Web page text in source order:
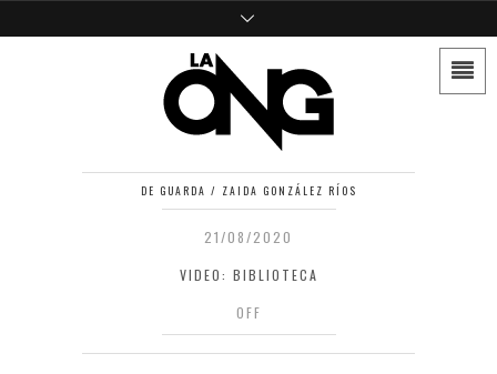
DE GUARDA / ZAIDA GONZÁLEZ RÍOS
21/08/2020
VIDEO: BIBLIOTECA
OFF